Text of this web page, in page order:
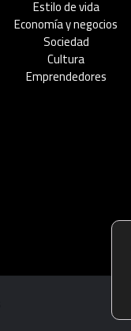
Estilo de vida
Economía y negocios​
Sociedad
Cultura
Emprendedores